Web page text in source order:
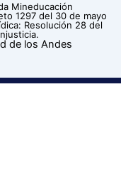
b
e
d
i
n
Mineducación
1297 del 30 de mayo
Resolución 28 del
de los Andes